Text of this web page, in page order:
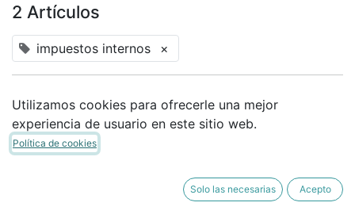
2 Artículos
impuestos internos ×
Recordatorio de entrada en vigencia
de la Resolución Exenta SII N° 53 de
2025
Utilizamos cookies para ofrecerle una mejor
experiencia de usuario en este sitio web.
Política de cookies
Solo las necesarias Acepto